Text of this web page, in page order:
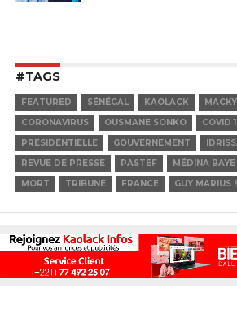
#TAGS
FEATURED SÉNÉGAL KAOLACK
CORONAVIRUS
OUSMANE SONKO COVID
PRÉSIDENTIELLE
GOUVERNEMENT
REVUE DE PRESSE
PASTEF MÉDINA BAYE
MORT
TRIBUNE FRANCE GUY MARIUS